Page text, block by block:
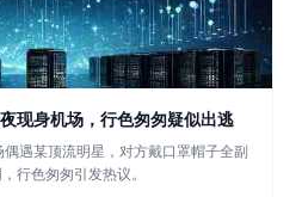
现身机场，行色匆匆疑似出逃
遇某顶流明星，对方戴口罩帽子全副
行色匆匆引发热议。